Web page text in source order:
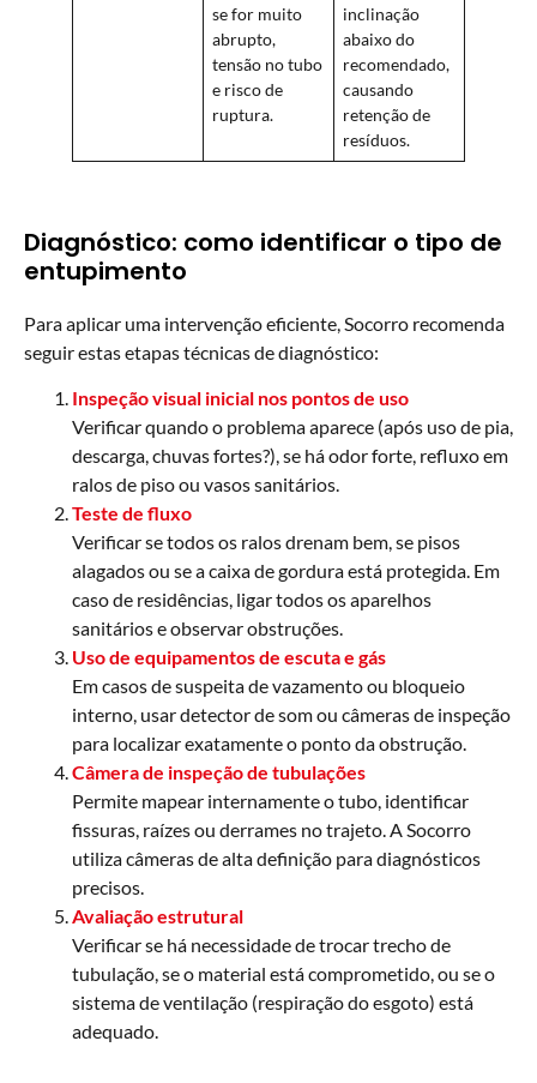
se for muito
abrupto,
tensão no tubo
e risco de
ruptura.
inclinação
abaixo do
recomendado,
causando
retenção de
resíduos.
Diagnóstico: como identificar o tipo de
entupimento
Para aplicar uma intervenção eficiente, Socorro recomenda
seguir estas etapas técnicas de diagnóstico:
Inspeção visual inicial nos pontos de uso
Verificar quando o problema aparece (após uso de pia,
descarga, chuvas fortes?), se há odor forte, refluxo em
ralos de piso ou vasos sanitários.
Teste de fluxo
Verificar se todos os ralos drenam bem, se pisos
alagados ou se a caixa de gordura está protegida. Em
caso de residências, ligar todos os aparelhos
sanitários e observar obstruções.
Uso de equipamentos de escuta e gás
Em casos de suspeita de vazamento ou bloqueio
interno, usar detector de som ou câmeras de inspeção
para localizar exatamente o ponto da obstrução.
Câmera de inspeção de tubulações
Permite mapear internamente o tubo, identificar
fissuras, raízes ou derrames no trajeto. A Socorro
utiliza câmeras de alta definição para diagnósticos
precisos.
Avaliação estrutural
Verificar se há necessidade de trocar trecho de
tubulação, se o material está comprometido, ou se o
sistema de ventilação (respiração do esgoto) está
adequado.